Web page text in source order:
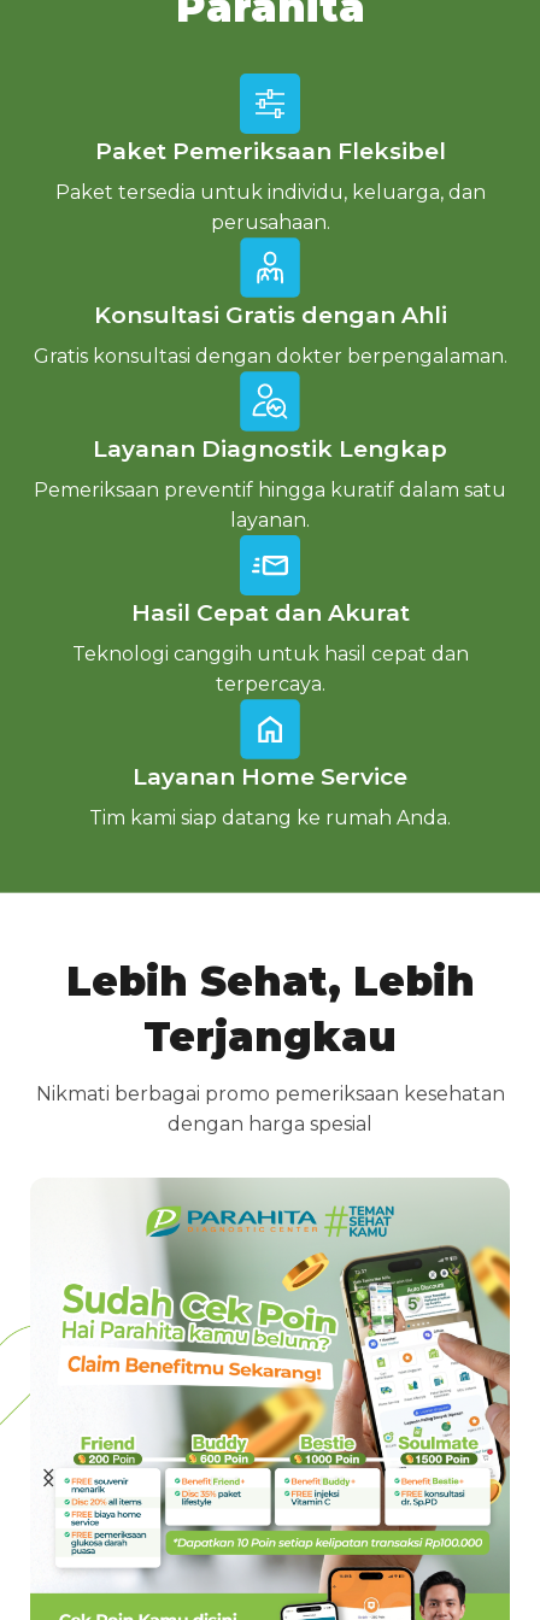
Lihat Lokasi
Paket Pemeriksaan Fleksibel
Paket tersedia untuk individu, keluarga, dan
perusahaan.
Konsultasi Gratis dengan Ahli
Gratis konsultasi dengan dokter berpengalaman.
Layanan Diagnostik Lengkap
Pemeriksaan preventif hingga kuratif dalam satu
layanan.
Hasil Cepat dan Akurat
Teknologi canggih untuk hasil cepat dan
terpercaya.
Layanan Home Service
Tim kami siap datang ke rumah Anda.
Lebih Sehat, Lebih
Terjangkau
Nikmati berbagai promo pemeriksaan kesehatan
dengan harga spesial